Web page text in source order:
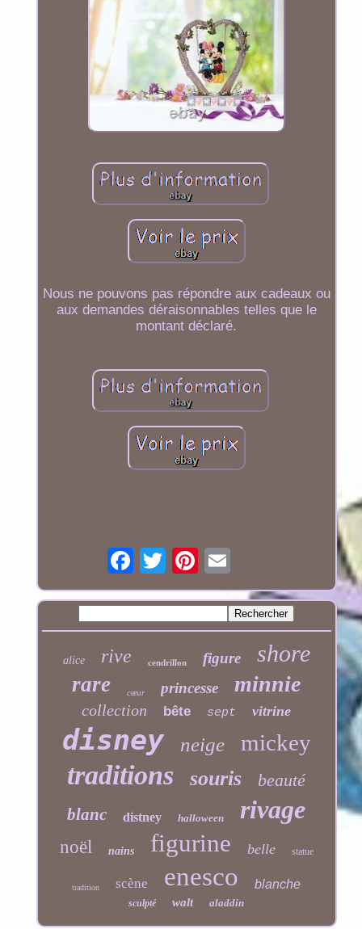
Nous ne pouvons pas répondre aux cadeaux ou
aux demandes déraisonnables telles que le
montant déclaré.
alice rive cendrillon figure shore
rare cœur princesse minnie
collection bête sept vitrine
disney neige mickey
traditions souris beauté
blanc distney halloween rivage
noël nains figurine belle statue
tradition scène enesco blanche
sculpté walt aladdin